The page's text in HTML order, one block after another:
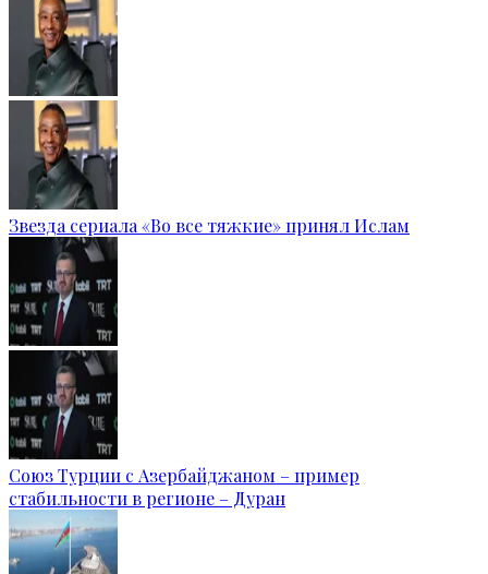
Звезда сериала «Во все тяжкие» принял Ислам
Союз Турции с Азербайджаном – пример
стабильности в регионе – Дуран